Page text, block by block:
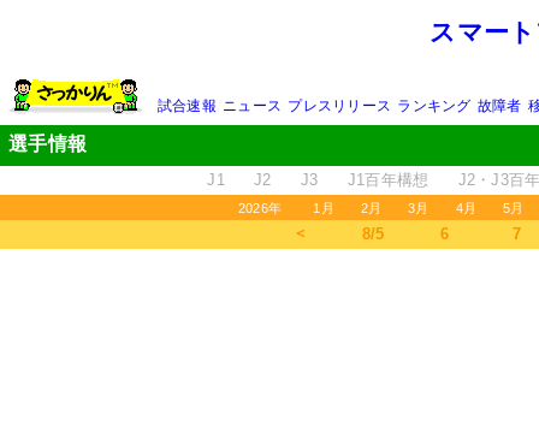
スマー
試合速報 ニュース プレスリリース ランキング 故障者
選手情報
J1 J2 J3 J1百年構想 J2・J3百
2026年 1月 2月 3月 4月 5月
＜ 8/5 6 7